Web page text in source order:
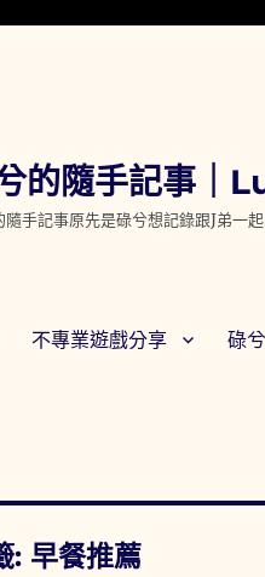
的隨手記事｜
隨手記事原先是碌兮想記錄跟J弟一
不專業遊戲分享 碌
: 早餐推薦